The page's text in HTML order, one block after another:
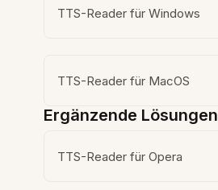
TTS-Reader für Windows
TTS-Reader für MacOS
Ergänzende Lösungen
TTS-Reader für Opera